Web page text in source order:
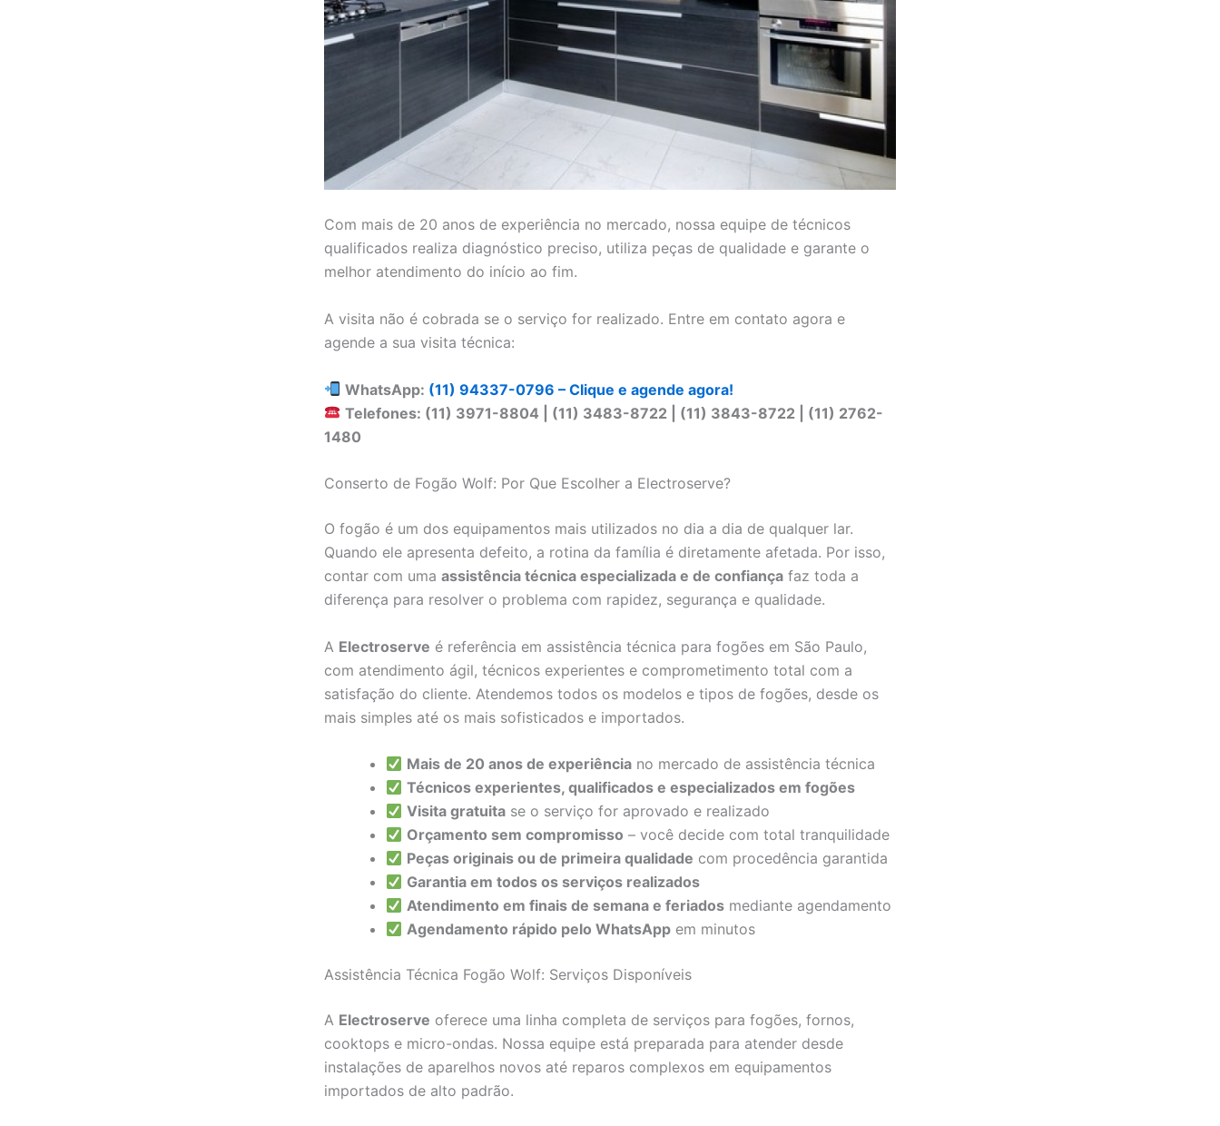
Com mais de 20 anos de experiência no mercado, nossa equipe de técnicos
qualificados realiza diagnóstico preciso, utiliza peças de qualidade e garante o
melhor atendimento do início ao fim.
A visita não é cobrada se o serviço for realizado. Entre em contato agora e
agende a sua visita técnica:
WhatsApp: (11) 94337-0796 – Clique e agende agora!
Telefones: (11) 3971-8804 | (11) 3483-8722 | (11) 3843-8722 | (11) 2762-
1480
Conserto de Fogão Wolf: Por Que Escolher a Electroserve?
O fogão é um dos equipamentos mais utilizados no dia a dia de qualquer lar.
Quando ele apresenta defeito, a rotina da família é diretamente afetada. Por isso,
contar com uma assistência técnica especializada e de confiança faz toda a
diferença para resolver o problema com rapidez, segurança e qualidade.
A Electroserve é referência em assistência técnica para fogões em São Paulo,
com atendimento ágil, técnicos experientes e comprometimento total com a
satisfação do cliente. Atendemos todos os modelos e tipos de fogões, desde os
mais simples até os mais sofisticados e importados.
Mais de 20 anos de experiência no mercado de assistência técnica
Técnicos experientes, qualificados e especializados em fogões
Visita gratuita se o serviço for aprovado e realizado
Orçamento sem compromisso – você decide com total tranquilidade
Peças originais ou de primeira qualidade com procedência garantida
Garantia em todos os serviços realizados
Atendimento em finais de semana e feriados mediante agendamento
Agendamento rápido pelo WhatsApp em minutos
Assistência Técnica Fogão Wolf: Serviços Disponíveis
A Electroserve oferece uma linha completa de serviços para fogões, fornos,
cooktops e micro-ondas. Nossa equipe está preparada para atender desde
instalações de aparelhos novos até reparos complexos em equipamentos
importados de alto padrão.